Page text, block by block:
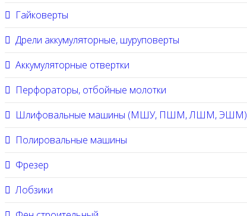
Гайковерты
Дрели аккумуляторные, шуруповерты
Аккумуляторные отвертки
Перфораторы, отбойные молотки
Шлифовальные машины (МШУ, ПШМ, ЛШМ, ЭШМ)
Полировальные машины
Фрезер
Лобзики